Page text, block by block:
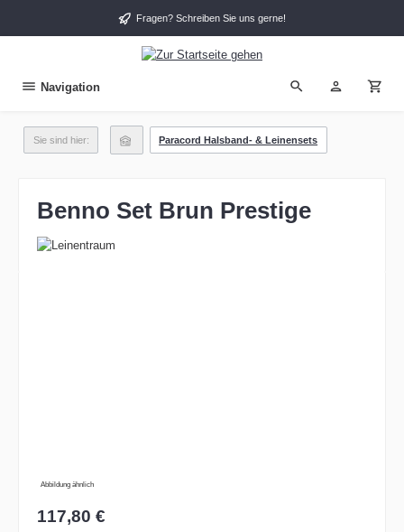
Fragen? Schreiben Sie uns gerne!
Navigation
Sie sind hier: Paracord Halsband- & Leinensets
Benno Set Brun Prestige
Abbildung ähnlich
117,80 €